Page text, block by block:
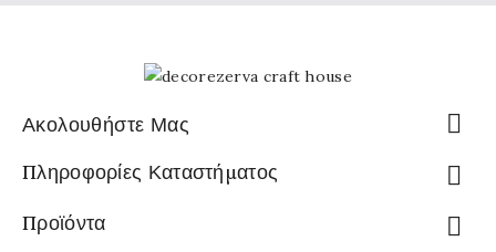
Ακολουθήστε Μας 
Πληροφορίες Καταστήματος 
Προϊόντα 